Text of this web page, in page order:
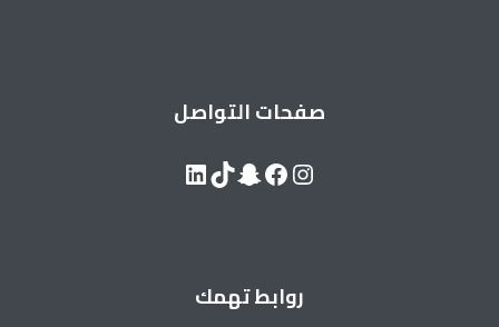
صفحات التواصل
Instagram
Facebook
Snapchat
TikTok
LinkedIn
روابط تهمك